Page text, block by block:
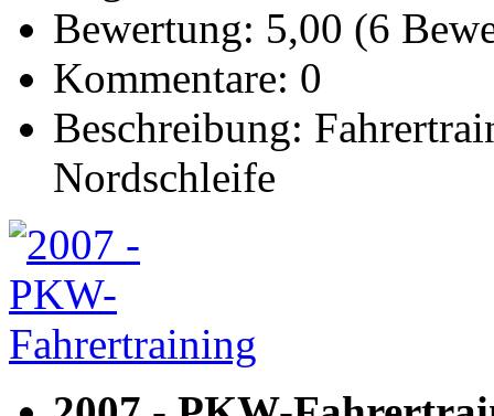
Bewertung: 5,00 (6
Kommentare: 0
Beschreibung:
Nordschleife